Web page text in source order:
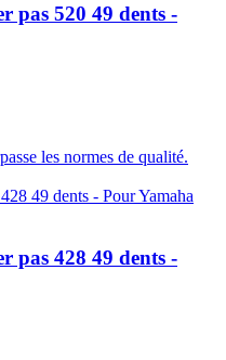
pas 520 49 dents -
les normes de qualité.
pas 428 49 dents -